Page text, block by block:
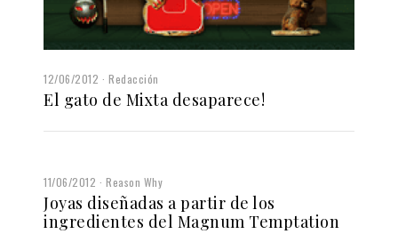
12/06/2012 Redacción
El gato de Mixta desaparece!
11/06/2012 Reason Why
Joyas diseñadas a partir de los
ingredientes del Magnum Temptation